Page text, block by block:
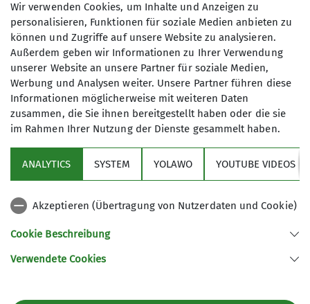
Details Naturschutz
Naturschutz
Organisation:
Claudia Klausner
Inhalt:
Unsere Alpen – Heimat einer Vielzahl an Tieren
und Pflanzen, Sehnsuchtsort für
Sektion
Aktuelles
88400 Biberach
Wir verwenden Cookies, um Inhalte und Anzeigen zu
personalisieren, Funktionen für soziale Medien anbieten zu
können und Zugriffe auf unsere Website zu analysieren.
Außerdem geben wir Informationen zu Ihrer Verwendung
unserer Website an unsere Partner für soziale Medien,
Werbung und Analysen weiter. Unsere Partner führen diese
Informationen möglicherweise mit weiteren Daten
zusammen, die Sie ihnen bereitgestellt haben oder die sie
im Rahmen Ihrer Nutzung der Dienste gesammelt haben.
ANALYTICS SYSTEM YOLAWO YOUTUBE VIDEOS
Akzeptieren (Übertragung von Nutzerdaten und Cookie)
Cookie Beschreibung
Verwendete Cookies